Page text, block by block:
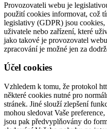
Provozovateli webu je
použití cookies informovat, což
legislativy (GDPR) jsou
uživatele nebo zařízení, které
jako takové je provozovatel
zpracování je možné jen za
Účel cookies
Vzhledem k tomu, že protokol
některé cookies nutné pro
stránek. Jiné slouží zlepšení
mohou sledovat Vaše
jsou pak předvyplňovány do